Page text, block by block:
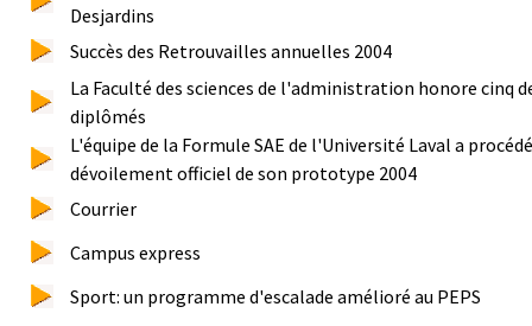
Desjardins
Succès des Retrouvailles annuelles 2004
La Faculté des sciences de l'administration honore cinq
diplômés
L'équipe de la Formule SAE de l'Université Laval a
dévoilement officiel de son prototype 2004
Courrier
Campus express
Sport: un programme d'escalade amélioré au PEPS